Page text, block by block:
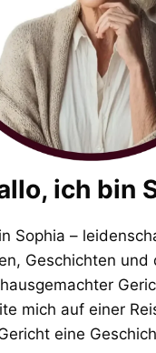
ich bin
Sophia –
Geschichten und
hausgemachter
mich auf einer
eine